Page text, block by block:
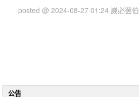
posted @ 2024-08-27 01:24 崴必罢伯
公告